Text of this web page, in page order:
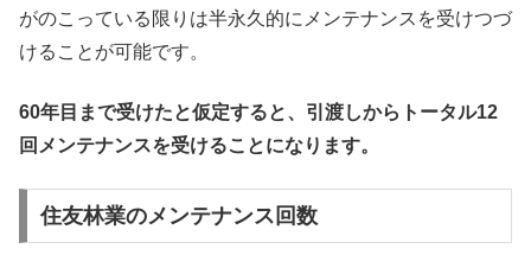
がのこっている限りは半永久的にメンテナンスを受けつづ
けることが可能です。
60年目まで受けたと仮定すると、引渡しからトータル12
回メンテナンスを受けることになります。
住友林業のメンテナンス回数